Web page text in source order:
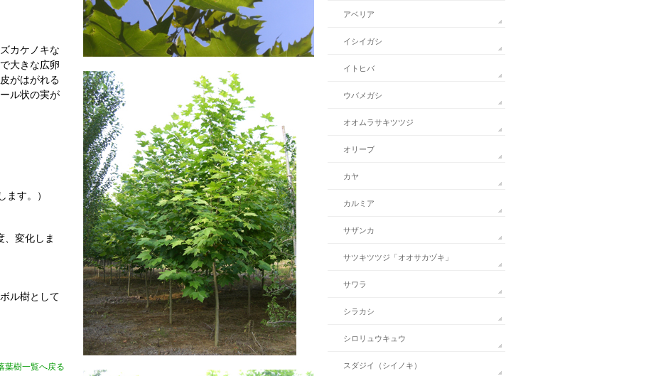
カケノキな
大きな広卵
がはがれる
ル状の実が
す。）
変化しま
ル樹として
葉樹一覧へ戻る
アベリア
イシイガシ
イトヒバ
ウバメガシ
オオムラサキツツジ
オリーブ
カヤ
カルミア
サザンカ
サツキツツジ「オオサカヅキ」
サワラ
シラカシ
シロリュウキュウ
スダジイ（シイノキ）